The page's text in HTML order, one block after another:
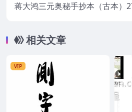
蒋大鸿三元奥秘手抄本（古本）
相关文章
VIP